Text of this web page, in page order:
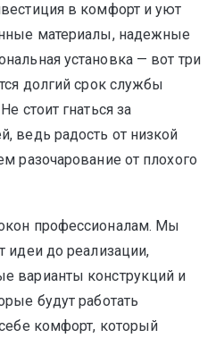
в комфорт и уют
материалы, надежные
установка — вот три
долгий срок службы
стоит гнаться за
ведь радость от низкой
разочарование от плохого
профессионалам. Мы
идеи до реализации,
варианты конструкций и
будут работать
комфорт, который